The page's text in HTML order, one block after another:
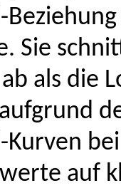
Sie
als die
Kurven
auf